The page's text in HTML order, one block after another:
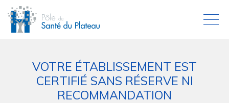
VOTRE ÉTABLISSEMENT EST
CERTIFIÉ SANS RÉSERVE NI
RECOMMANDATION